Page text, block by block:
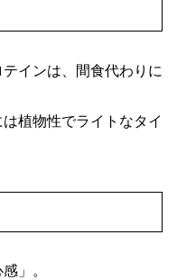
インは、間食代わりに
植物性でライトなタイ
」。